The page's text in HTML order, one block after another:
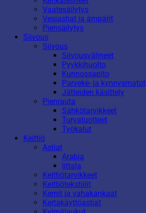
Vaatesäilytys
Vesiastiat ja ämpärit
Piensäilytys
Siivous
Siivous
Siivousvälineet
Pyykkihuolto
Kunnossapito
Parveke- ja kynnysmatot
Jätteiden käsittely
Pienrauta
Sähkötarvikkeet
Turvatuotteet
Työkalut
Keittiö
Astiat
Arabia
Iittala
Keittiötarvikkeet
Keittiötekstiilit
Kernit ja vahakankaat
Kertakäyttöastiat